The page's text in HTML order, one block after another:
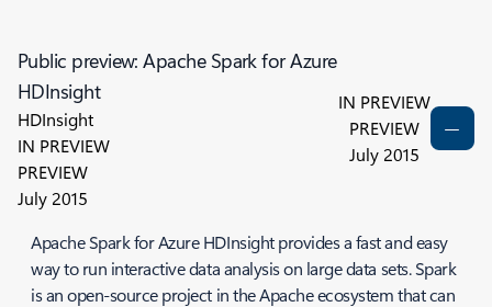
Public preview: Apache Spark for Azure
HDInsight
HDInsight
IN PREVIEW
PREVIEW
July 2015
IN PREVIEW
PREVIEW
July 2015
Apache Spark for Azure HDInsight provides a fast and easy
way to run interactive data analysis on large data sets. Spark
is an open-source project in the Apache ecosystem that can